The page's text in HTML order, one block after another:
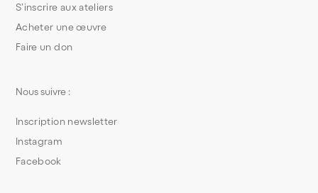
S’inscrire aux ateliers
Acheter une œuvre
Faire un don
Nous suivre :
Inscription newsletter
Instagram
Facebook